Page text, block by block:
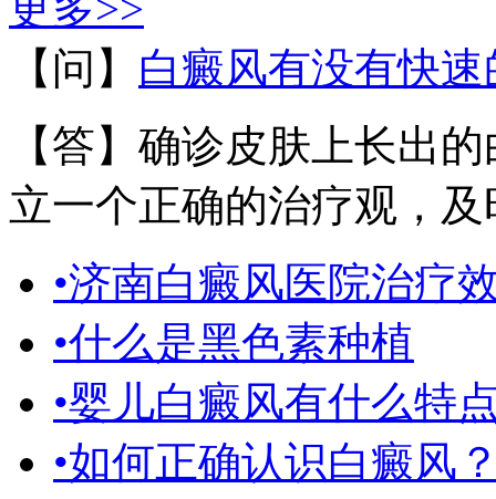
【问】 白癜风有没有快
【答】确诊皮肤上长出
立一个正确的治疗观，
•济南白癜风医院治疗
•什么是黑色素种植
•婴儿白癜风有什么特
•如何正确认识白癜风